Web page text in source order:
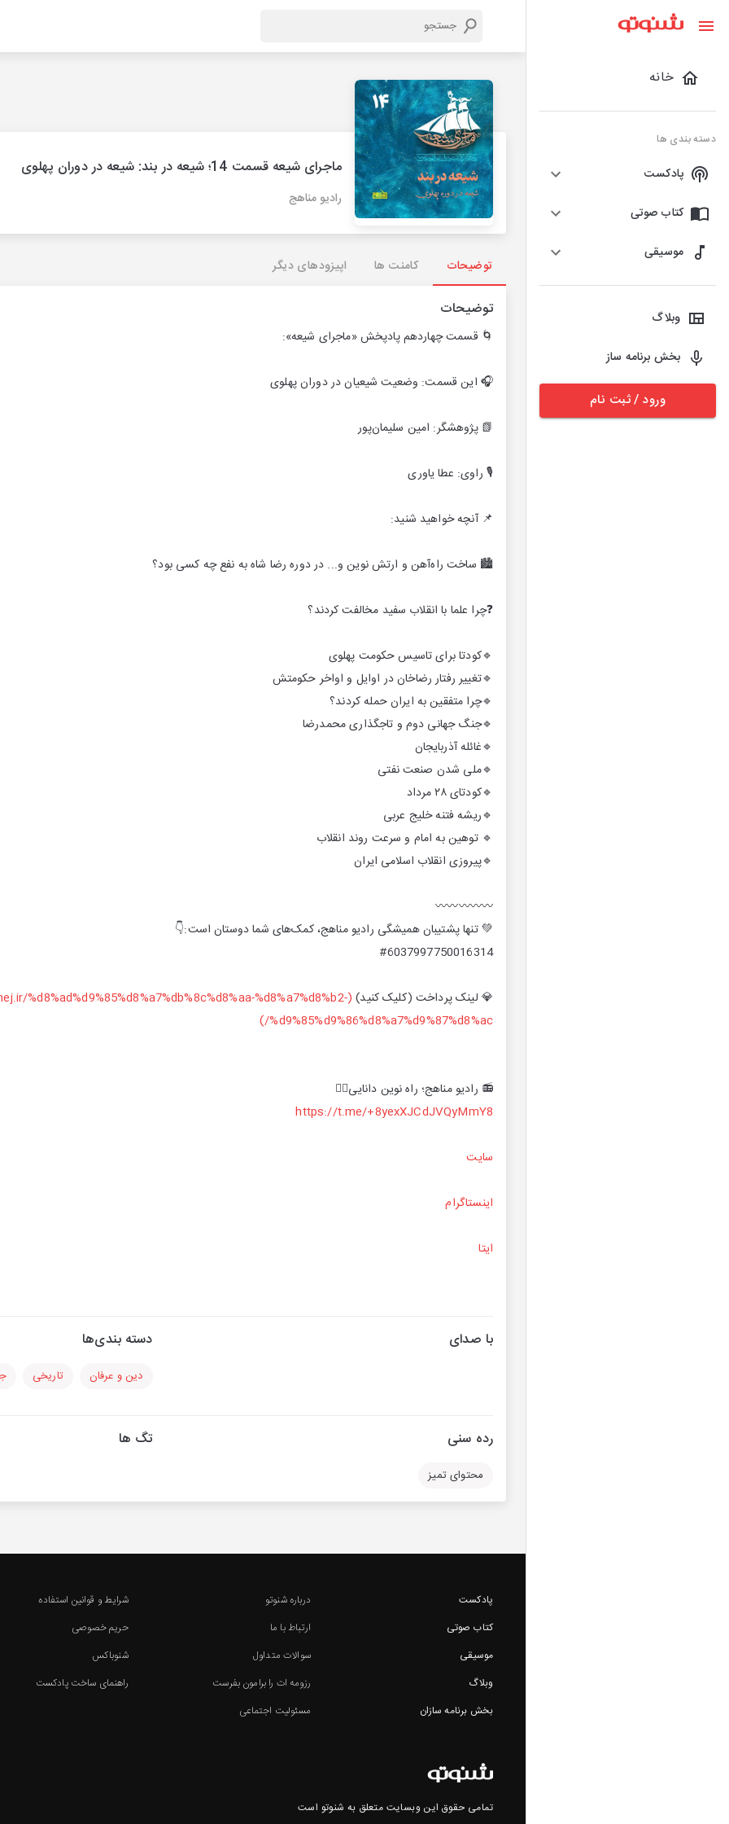
خانه
دسته بندی ها
پادکست
کتاب صوتی
موسیقی
وبلاگ
بخش برنامه ساز
ورود / ثبت نام
ماجرای شیعه قسمت 14؛ شیعه در بند: شیعه در دوران پهلوی
رادیو مناهج
توضیحات کامنت ها اپیزودهای دیگر
توضیحات
🌀 قسمت چهاردهم پادپخش «ماجرای شیعه»:
🎧 این قسمت: وضعیت شیعیان در دوران پهلوی
📗 پژوهشگر: امین سلیمان‌پور
🎙 راوی: عطا یاوری
📌 آنچه خواهید شنید:
🏙 ساخت راه‌آهن و ارتش نوین و... در دوره رضا شاه به نفع چه کسی بود؟
❓چرا علما با انقلاب سفید مخالفت کردند؟
🔹کودتا برای تاسیس حکومت پهلوی
🔹تغییر رفتار رضاخان در اوایل و اواخر حکومتش
🔹چرا متفقین به ایران حمله کردند؟
🔹جنگ جهانی دوم و تاجگذاری محمدرضا
🔹غائله آذربایجان
🔹ملی شدن صنعت نفتی
🔹کودتای ۲۸ مرداد
🔹ریشه فتنه خلیج عربی
🔹 توهین به امام و سرعت روند انقلاب
🔹پیروزی انقلاب اسلامی ایران
〰️〰️〰️〰️〰️
💚 تنها پشتیبان همیشگی رادیو مناهج، کمک‌های شما دوستان است:👇
#6037997750016314
💎 لینک پرداخت (کلیک کنید) %d8%ad%d9%85%d8%a7%db%8c%d8%aa-%d8%a7%d8%b2-
%d9%85%d9%86%d8%a7%d9%87%d8%ac/)
📻 رادیو مناهج؛ راه نوین دانایی👇🏻
https://t.me/+8yexXJCdJVQyMmY8
سایت
اینستاگرام
ایتا
با صدای دسته بندی‌ها
دین و عرفان تاریخی
رده سنی
محتوای تمیز
تگ ها
پادکست
کتاب صوتی
موسیقی
وبلاگ
بخش برنامه سازان
درباره شنوتو
ارتباط با ما
سوالات متداول
رزومه ات را برامون بفرست
مسئولیت اجتماعی
شرایط و قوانین استفاده
حریم خصوصی
شنوباکس
راهنمای ساخت پادکست
تمامی حقوق این وبسایت متعلق به شنوتو است